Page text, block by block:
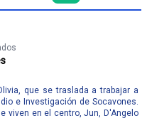
que se traslada a trabajar a
e Investigación de Socavones.
viven en el centro, Jun, D'Angelo